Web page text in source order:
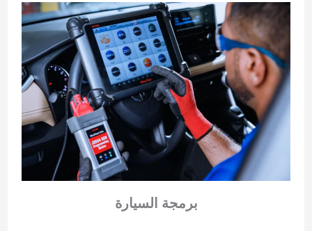
برمجة السيارة